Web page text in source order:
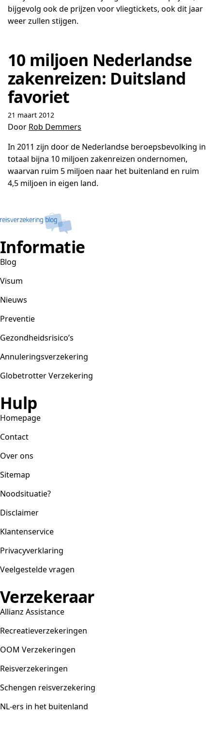
bijgevolg ook de prijzen voor vliegtickets, ook dit jaar
weer zullen stijgen.
10 miljoen Nederlandse
zakenreizen: Duitsland
favoriet
21 maart 2012
Door Rob Demmers
In 2011 zijn door de Nederlandse beroepsbevolking in
totaal bijna 10 miljoen zakenreizen ondernomen,
waarvan ruim 5 miljoen naar het buitenland en ruim
4,5 miljoen in eigen land.
Informatie
Blog
Visum
Nieuws
Preventie
Gezondheidsrisico’s
Annuleringsverzekering
Globetrotter Verzekering
Hulp
Homepage
Contact
Over ons
Sitemap
Noodsituatie?
Disclaimer
Klantenservice
Privacyverklaring
Veelgestelde vragen
Verzekeraar
Allianz Assistance
Recreatieverzekeringen
OOM Verzekeringen
Reisverzekeringen
Schengen reisverzekering
NL-ers in het buitenland